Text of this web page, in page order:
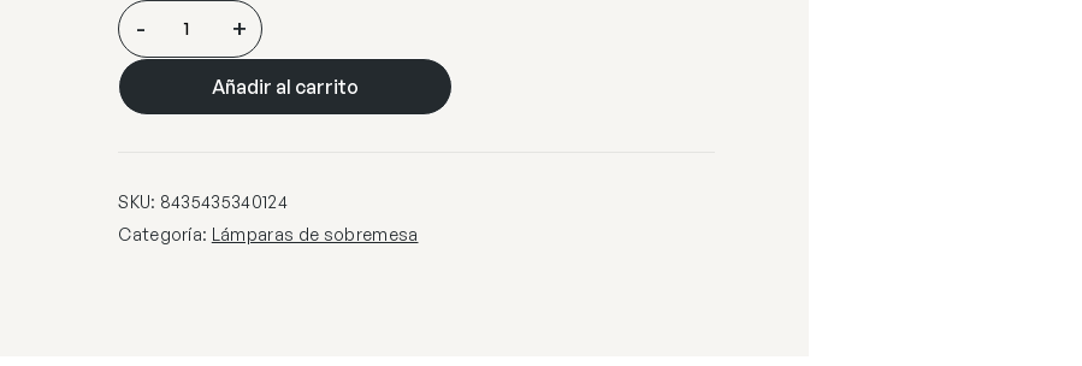
VELOS-
SOBREMESA
ORO
ROSA
- +
Añadir al carrito
SKU: 8435435340124
Categoría: Lámparas de sobremesa